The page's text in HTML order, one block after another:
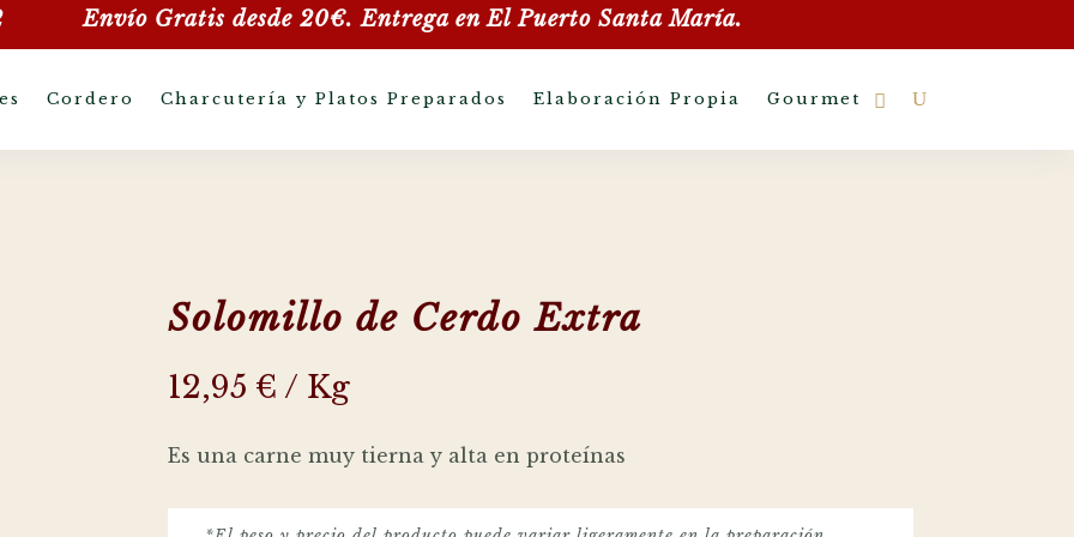
Envío Gratis desde 20€. Entrega enEl Puerto Santa María.
Cordero Charcutería y Platos Preparados Elaboración Propia Gourmet
Solomillo de Cerdo Extra
12,95 € / Kg
Es una carne muy tierna y alta en proteínas